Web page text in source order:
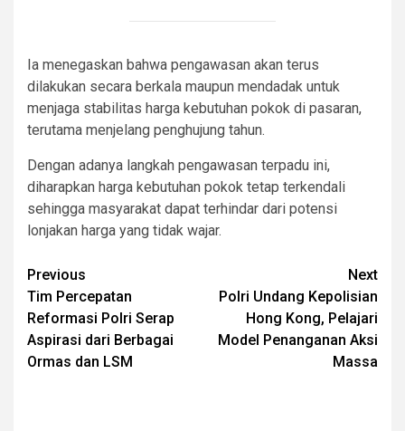
Ia menegaskan bahwa pengawasan akan terus
dilakukan secara berkala maupun mendadak untuk
menjaga stabilitas harga kebutuhan pokok di pasaran,
terutama menjelang penghujung tahun.
Dengan adanya langkah pengawasan terpadu ini,
diharapkan harga kebutuhan pokok tetap terkendali
sehingga masyarakat dapat terhindar dari potensi
lonjakan harga yang tidak wajar.
Post
navigation
Previous
Tim Percepatan
Reformasi Polri Serap
Aspirasi dari Berbagai
Ormas dan LSM
Next
Polri Undang Kepolisian
Hong Kong, Pelajari
Model Penanganan Aksi
Massa